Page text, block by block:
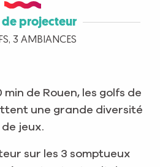
de projecteur
3 AMBIANCES
min de Rouen, les golfs de
une grande diversité
de jeux.
sur les 3 somptueux